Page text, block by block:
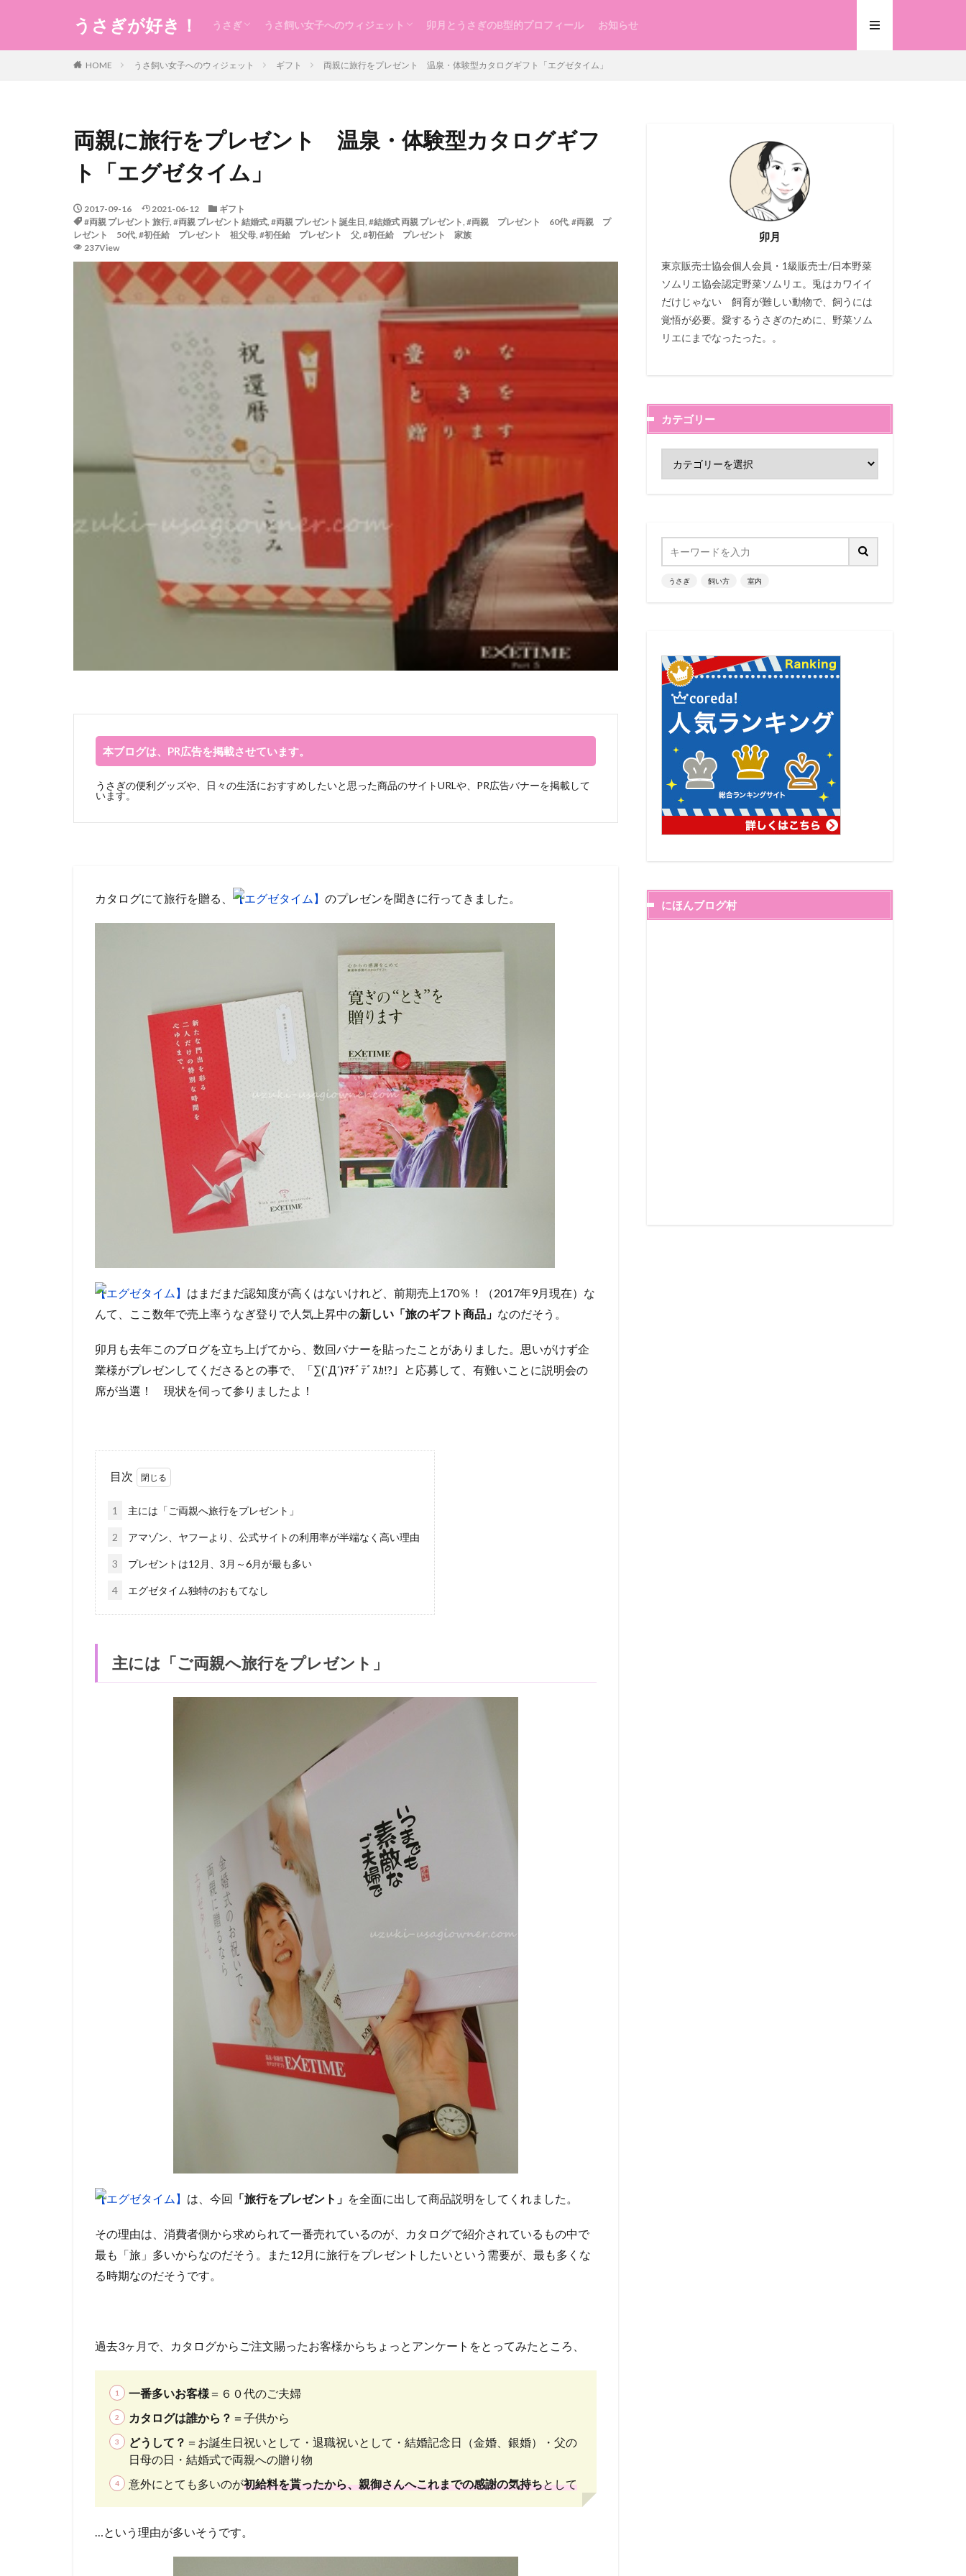
うさぎが好き！ うさぎ うさ飼い女子へのウィジェット 卯月とうさぎのB型的プロフィール お知らせ
HOME うさ飼い女子へのウィジェット ギフト 両親に旅行をプレゼント 温泉・体験型カタログギフト「エグゼタイム」
両親に旅行をプレゼント 温泉・体験型カタログギフ
ト「エグゼタイム」
2017-09-16 2021-06-12
ギフト
#両親 プレゼント 旅行, #両親 プレゼント 結婚式, #両親 プレゼント 誕生日, #結婚式 両親 プレゼント, #両親 プレゼント 60代, #両親 プ
レゼント 50代, #初任給 プレゼント 祖父母, #初任給 プレゼント 父, #初任給 プレゼント 家族
237View
本ブログは、PR広告を掲載させています。
うさぎの便利グッズや、日々の生活におすすめしたいと思った商品のサイトURLや、PR広告バナーを掲載して
います。
カタログにて旅行を贈る、 【エグゼタイム】 のプレゼンを聞きに行ってきました。
【エグゼタイム】 はまだまだ認知度が高くはないけれど、前期売上170％！（2017年9月現在）な
んて、ここ数年で売上率うなぎ登りで人気上昇中の新しい「旅のギフト商品」 なのだそう。
卯月も去年このブログを立ち上げてから、数回バナーを貼ったことがありました。思いがけず企
業様がプレゼンしてくださるとの事で、「∑(`Д´)ﾏﾁﾞﾃﾞｽｶ!?」と応募して、有難いことに説明会の
席が当選！ 現状を伺って参りましたよ！
目次
1 主には「ご両親へ旅行をプレゼント」
2 アマゾン、ヤフーより、公式サイトの利用率が半端なく高い理由
3 プレゼントは12月、3月～6月が最も多い
4 エグゼタイム独特のおもてなし
主には「ご両親へ旅行をプレゼント」
【エグゼタイム】 は、今回 「旅行をプレゼント」 を全面に出して商品説明をしてくれました。
その理由は、消費者側から求められて一番売れているのが、カタログで紹介されているもの中で
最も「旅」多いからなのだそう。また12月に旅行をプレゼントしたいという需要が、最も多くな
る時期なのだそうです。
過去3ヶ月で、カタログからご注文賜ったお客様からちょっとアンケートをとってみたところ、
一番多いお客様 ＝６０代のご夫婦
カタログは誰から？ ＝子供から
どうして？ ＝お誕生日祝いとして・退職祝いとして・結婚記念日（金婚、銀婚）・父の
日母の日・結婚式で両親への贈り物
意外にとても多いのが初給料を貰ったから、親御さんへこれまでの感謝の気持ちとして
…という理由が多いそうです。
卯月
東京販売士協会個人会員・1級販売士/日本野菜
ソムリエ協会認定野菜ソムリエ。兎はカワイイ
だけじゃない 飼育が難しい動物で、飼うには
覚悟が必要。愛するうさぎのために、野菜ソム
リエにまでなったった。。
カテゴリー
うさぎ 飼い方 室内
にほんブログ村